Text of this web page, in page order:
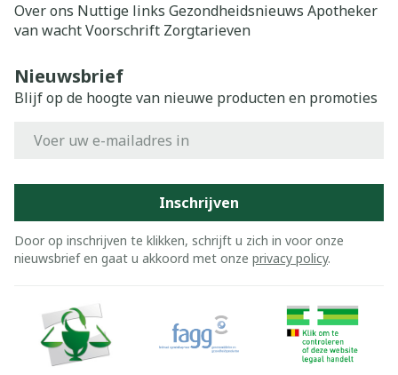
Over ons Nuttige links Gezondheidsnieuws Apotheker
van wachtVoorschrift Zorgtarieven
Nieuwsbrief
Blijf op de hoogte van nieuwe producten en promoties
Inschrijven
Door op inschrijven te klikken, schrijft u zich in voor onze
nieuwsbrief en gaat u akkoord met onze privacy policy.